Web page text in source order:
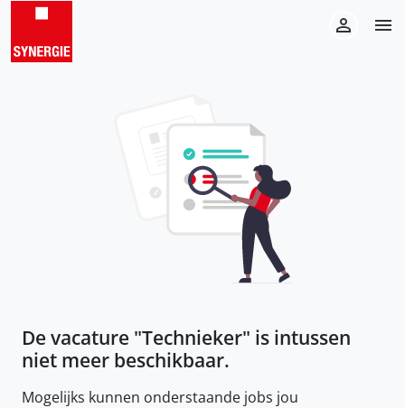
De vacature "Technieker" is intussen
niet meer beschikbaar.
Mogelijks kunnen onderstaande jobs jou